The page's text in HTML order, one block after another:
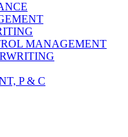
MANAGEMENT
P & C